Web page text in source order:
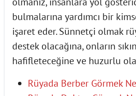
bulmalarına yardımcı bir
işaret eder. Sünnetçi olmak
destek olacağına, onların
hafifleteceğine ve huzurlu
Rüyada Berber Görmek